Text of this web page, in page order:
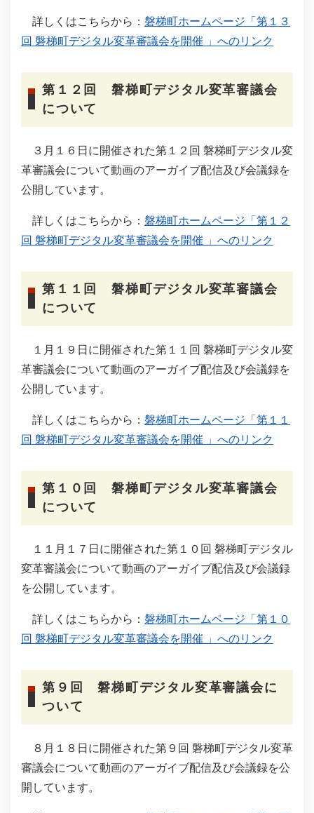
詳しくはこちらから： 磐梯町ホームページ「第１３
回 磐梯町デジタル変革審議会を開催 」へのリンク
第１２回 磐梯町デジタル変革審議会
について
３月１６日に開催された第１２回 磐梯町デジタル変
革審議会について動画のアーガイブ配信及び会議録を
公開しています。
詳しくはこちらから： 磐梯町ホームページ「第１２
回 磐梯町デジタル変革審議会を開催 」へのリンク
第１１回 磐梯町デジタル変革審議会
について
１月１９日に開催された第１１回 磐梯町デジタル変
革審議会について動画のアーガイブ配信及び会議録を
公開しています。
詳しくはこちらから： 磐梯町ホームページ「第１１
回 磐梯町デジタル変革審議会を開催 」へのリンク
第１０回 磐梯町デジタル変革審議会
について
１１月１７日に開催された第１０回 磐梯町デジタル
変革審議会について動画のアーガイブ配信及び会議録
を公開しています。
詳しくはこちらから： 磐梯町ホームページ「第１０
回 磐梯町デジタル変革審議会を開催 」へのリンク
第９回 磐梯町デジタル変革審議会に
ついて
８月１８日に開催された第９回 磐梯町デジタル変革
審議会について動画のアーガイブ配信及び会議録を公
開しています。